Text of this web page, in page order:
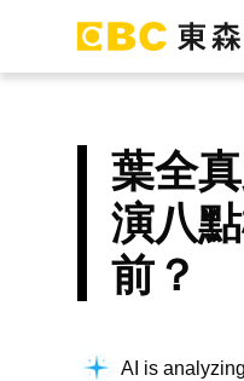
葉全
演八
前？
AI is